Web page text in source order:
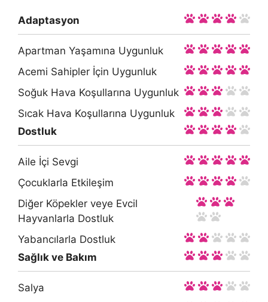
Adaptasyon
Apartman Yaşamına Uygunluk
Acemi Sahipler İçin Uygunluk
Soğuk Hava Koşullarına Uygunluk
Sıcak Hava Koşullarına Uygunluk
Dostluk
Aile İçi Sevgi
Çocuklarla Etkileşim
Diğer Köpekler veye Evcil
Hayvanlarla Dostluk
Yabancılarla Dostluk
Sağlık ve Bakım
Salya